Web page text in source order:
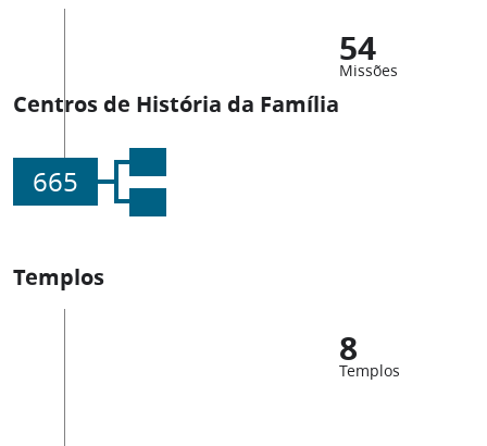
54
Missões
Centros de História da Família
665
Templos
8
Templos